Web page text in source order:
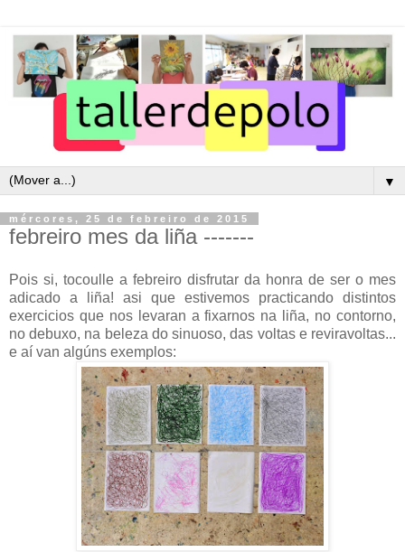
▼
mércores, 25 de febreiro de 2015
febreiro mes da liña -------
Pois si, tocoulle a febreiro disfrutar da honra de ser o mes
adicado a liña! asi que estivemos practicando distintos
exercicios que nos levaran a fixarnos na liña, no contorno,
no debuxo, na beleza do sinuoso, das voltas e reviravoltas...
e aí van algúns exemplos: